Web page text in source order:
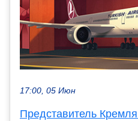
17:00, 05 Июн
Представитель